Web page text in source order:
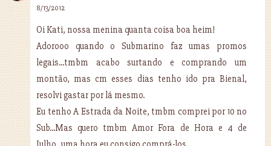
8/13/2012
Oi Kati, nossa menina quanta coisa boa heim!
Adorooo quando o Submarino faz umas promos
legais...tmbm acabo surtando e comprando um
montão, mas cm esses dias tenho ido pra Bienal,
resolvi gastar por lá mesmo.
Eu tenho A Estrada da Noite, tmbm comprei por 10 no
Sub...Mas quero tmbm Amor Fora de Hora e 4 de